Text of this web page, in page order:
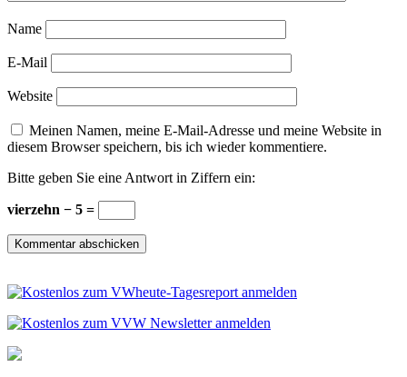
Name
E-Mail
Website
Meinen Namen, meine E-Mail-Adresse und meine Website in
diesem Browser speichern, bis ich wieder kommentiere.
Bitte geben Sie eine Antwort in Ziffern ein:
vierzehn − 5 =